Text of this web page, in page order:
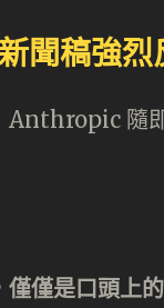
聞稿強烈
Anthropic 隨
僅僅是口頭上